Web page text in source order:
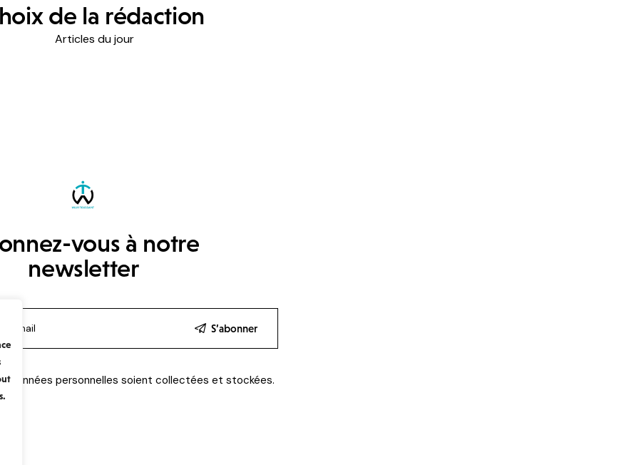
de la rédaction
Articles du jour
vous à notre
newsletter
S’abonner
données personnelles soient collectées et stockées.